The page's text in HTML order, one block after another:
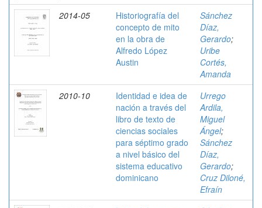
2014-05
Historiografía del
concepto de mito
en la obra de
Alfredo López
Austin
Sánchez
Díaz,
Gerardo;
Uribe
Cortés,
Amanda
2010-10
Identidad e idea de
nación a través del
libro de texto de
ciencias sociales
para séptimo grado
a nivel básico del
sistema educativo
dominicano
Urrego
Ardila,
Miguel
Ángel;
Sánchez
Díaz,
Gerardo;
Cruz Diloné,
Efraín